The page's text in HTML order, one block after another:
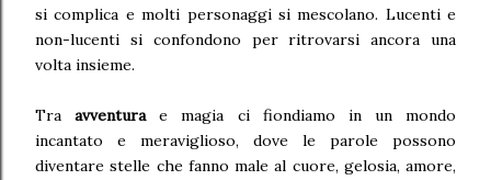
si complica e molti personaggi si mescolano. Lucenti e
non-lucenti si confondono per ritrovarsi ancora una
volta insieme.
Traavventurae magia ci fiondiamo in un mondo
incantato e meraviglioso, dove le parole possono
diventare stelle che fanno male al cuore, gelosia, amore,